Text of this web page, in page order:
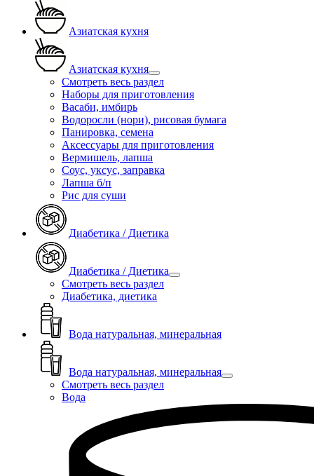
Азиатская кухня
Азиатская кухня
Смотреть весь раздел
Наборы для приготовления
Васаби, имбирь
Водоросли (нори), рисовая бумага
Панировка, семена
Аксессуары для приготовления
Вермишель, лапша
Соус, уксус, заправка
Лапша б/п
Рис для суши
Диабетика / Диетика
Диабетика / Диетика
Смотреть весь раздел
Диабетика, диетика
Вода натуральная, минеральная
Вода натуральная, минеральная
Смотреть весь раздел
Вода